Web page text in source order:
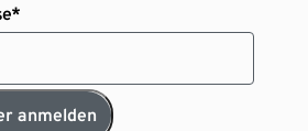
anmelden